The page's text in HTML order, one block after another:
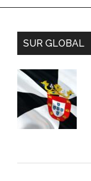
SUR GLOBAL